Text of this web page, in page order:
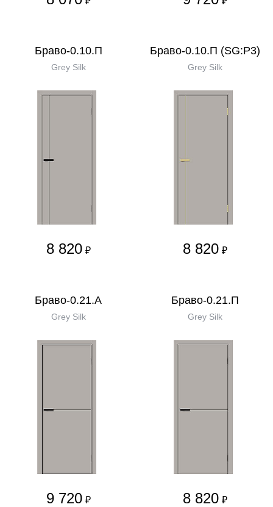
Браво-0.10.П
Grey Silk
8 820 ₽
Браво-0.10.П (SG:P3)
Grey Silk
8 820 ₽
Браво-0.21.А
Grey Silk
9 720 ₽
Браво-0.21.П
Grey Silk
8 820 ₽